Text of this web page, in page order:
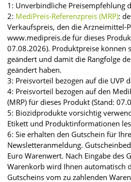
1: Unverbindliche Preisempfehlung
2: MediPreis-Referenzpreis (MRP):
Verkaufspreis, den die Arzneimittel-
www.medipreis.de für dieses
07.08.2026). Produktpreise können
geändert und damit die Rangfolge
geändert haben.
3: Preisvorteil bezogen auf die UVP
4: Preisvorteil bezogen auf den
(MRP) für dieses Produkt (Stand:
5: Biozidprodukte vorsichtig
Etikett und Produktinformationen
6: Sie erhalten den Gutschein für
Newsletteranmeldung.
Euro Warenwert. Nach Eingabe des
Warenkorb wird Ihnen automatisch
Gutscheins vom zu zahlenden